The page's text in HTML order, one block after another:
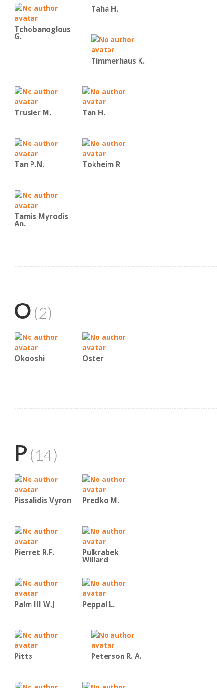
Tchobanoglous
G.
Taha H.
Timmerhaus K.
Trusler M. Tan H.
Tan P.N. Tokheim R
Tamis Myrodis
An.
O (2)
Okooshi Oster
P (14)
Pissalidis Vyron Predko Μ.
Pierret R.F. Pulkrabek
Willard
Palm III W.J Peppal L.
Pitts Peterson R. A.